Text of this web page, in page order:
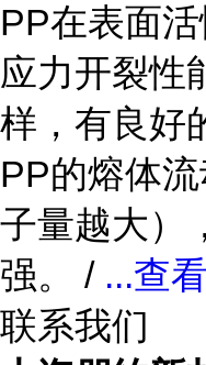
PP在表面
应力开裂性
样，有良好
PP的熔体
子量越大）
强。 / ...查
联系我们